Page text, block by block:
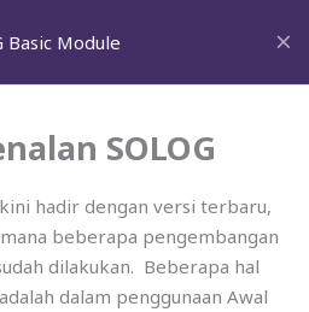
Modules
Basic Module
5
SOLOG
kini hadir dengan versi terbaru,
beberapa pengembangan
dilakukan. Beberapa hal
dalam penggunaan Awal